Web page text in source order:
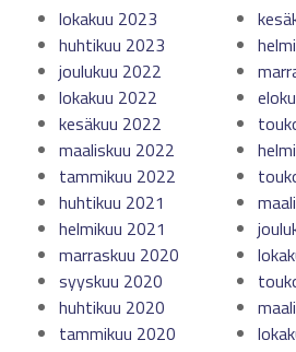
lokakuu 2023
huhtikuu 2023
joulukuu 2022
lokakuu 2022
kesäkuu 2022
maaliskuu 2022
tammikuu 2022
huhtikuu 2021
helmikuu 2021
marraskuu 2020
syyskuu 2020
huhtikuu 2020
tammikuu 2020